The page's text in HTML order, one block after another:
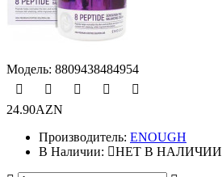
Модель: 8809438484954
24.90AZN
Производитель: ENOUGH
В Наличии:
НЕТ В НАЛИЧИИ